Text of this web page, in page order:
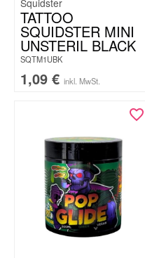
Squidster
TATTOO
SQUIDSTER MINI
UNSTERIL BLACK
SQTM1UBK
1,09 € inkl. MwSt.